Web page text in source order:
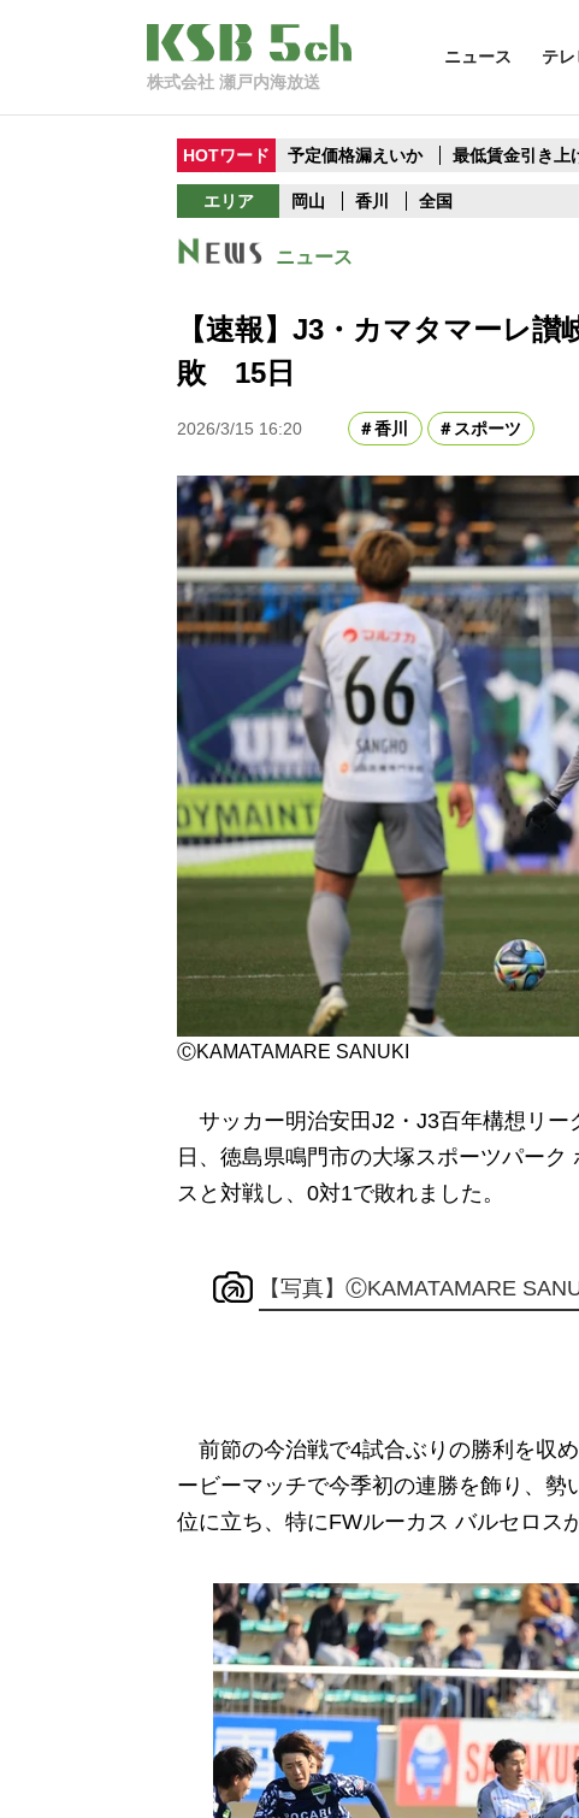
株式会社 瀬戸内海放送
ニュース テ
HOTワード 予定価格漏えいか 最低賃金引き上
エリア 岡山 香川 全国
ニュース
【速報】J3・カマタマーレ
敗 15日
2026/3/15 16:20 香川 スポーツ
ⒸKAMATAMARE SANUKI
サッカー明治安田J2・J3百年構想リー
日、徳島県鳴門市の大塚スポーツパー
スと対戦し、0対1で敗れました。
【写真】ⒸKAMATAMARE
前節の今治戦で4試合ぶりの勝利を収
ービーマッチで今季初の連勝を飾り、
位に立ち、特にFWルーカス バルセロス